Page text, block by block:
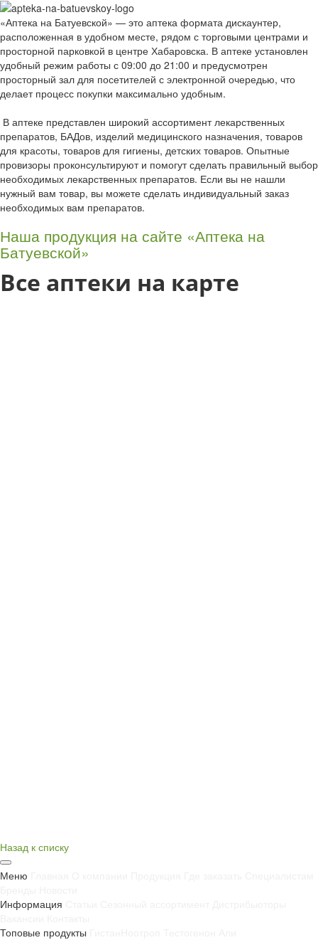
«Аптека на Батуевской» — это аптека формата дискаунтер,
расположенная в удобном месте, рядом с торговыми центрами и
просторной парковкой в центре Хабаровска. В аптеке установлен
удобный режим работы с 09:00 до 21:00 и предусмотрен
просторный зал для посетителей с электронной очередью, что
делает процесс покупки максимально удобным.
В аптеке представлен широкий ассортимент лекарственных
препаратов, БАДов, изделий медицинского назначения, товаров
для красоты, товаров для гигиены, детских товаров. Опытные
провизоры проконсультируют и помогут сделать правильный выбор
необходимых лекарственных препаратов. Если вы не нашли
нужный вам товар, вы можете сделать индивидуальный заказ
необходимых вам препаратов.
Наша продукция на сайте «Аптека на
Батуевской»
Все аптеки на карте
Назад к списку
Меню
Информация
Топовые продукты